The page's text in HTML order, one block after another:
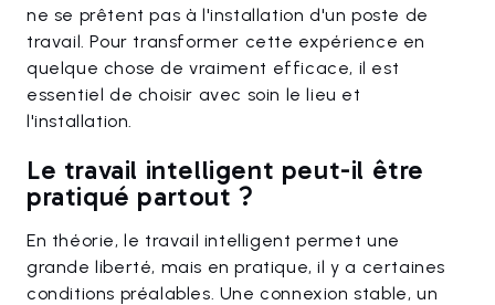
ne se prêtent pas à l'installation d'un poste de
travail. Pour transformer cette expérience en
quelque chose de vraiment efficace, il est
essentiel de choisir avec soin le lieu et
l'installation.
Le travail intelligent peut-il être
pratiqué partout ?
En théorie, le travail intelligent permet une
grande liberté, mais en pratique, il y a certaines
conditions préalables. Une connexion stable, un